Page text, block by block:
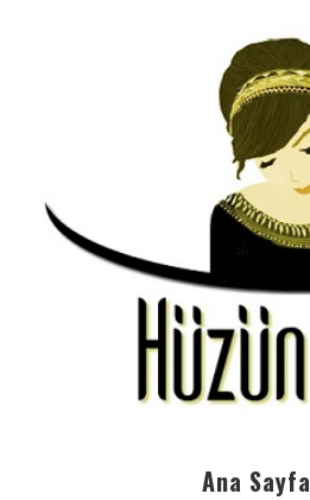
Ana Sayfa